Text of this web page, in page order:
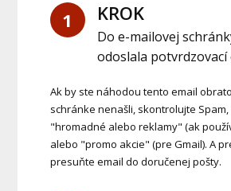
1 KROK
Do e-mailovej
odoslala potvrdzovací
Ak by ste náhodou tento email
schránke nenašli, skontrolujte Spam,
"hromadné alebo reklamy" (ak
alebo "promo akcie" (pre Gmail). A
presuňte email do doručenej pošty.